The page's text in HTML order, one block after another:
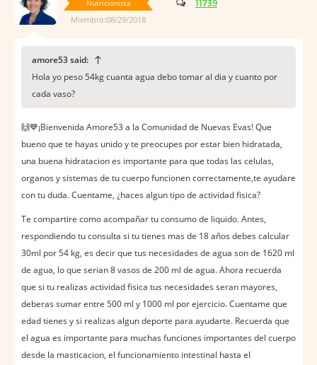
Nutricionista
Miembro:08/29/2018
11739
amore53 said:
Hola yo peso 54kg cuanta agua debo tomar al dia y cuanto por
cada vaso?
🙌💙¡Bienvenida Amore53 a la Comunidad de Nuevas Evas! Que
bueno que te hayas unido y te preocupes por estar bien hidratada,
una buena hidratacion es importante para que todas las celulas,
organos y sistemas de tu cuerpo funcionen correctamente,te ayudare
con tu duda. Cuentame, ¿haces algun tipo de actividad fisica?
Te compartire como acompañar tu consumo de liquido. Antes,
respondiendo tu consulta si tu tienes mas de 18 años debes calcular
30ml por 54 kg, es decir que tus necesidades de agua son de 1620 ml
de agua, lo que serian 8 vasos de 200 ml de agua. Ahora recuerda
que si tu realizas actividad fisica tus necesidades seran mayores,
deberas sumar entre 500 ml y 1000 ml por ejercicio. Cuentame que
edad tienes y si realizas algun deporte para ayudarte. Recuerda que
el agua es importante para muchas funciones importantes del cuerpo
desde la masticacion, el funcionamiento intestinal hasta el